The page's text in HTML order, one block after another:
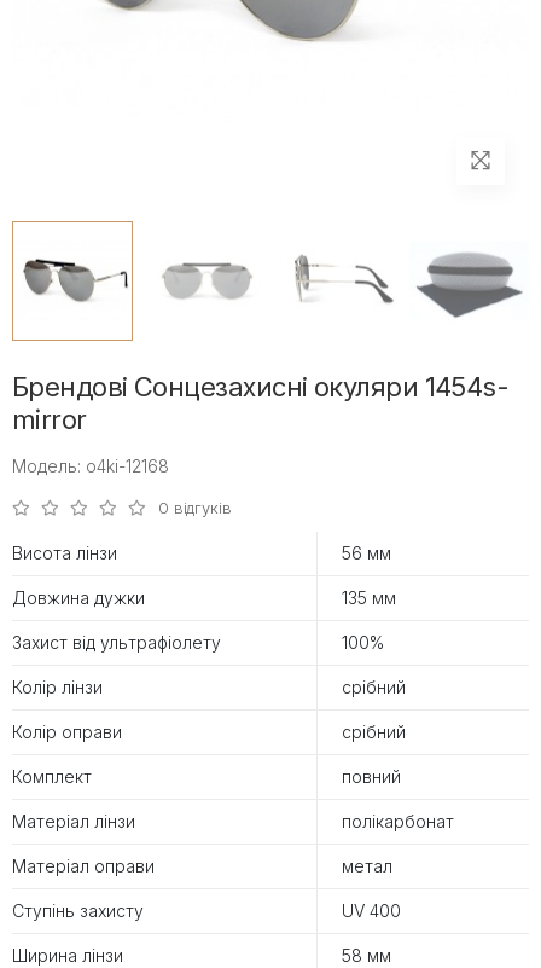
Брендові Сонцезахисні окуляри 1454s-
mirror
Модель: o4ki-12168
0 відгуків
Висота лінзи 56 мм
Довжина дужки 135 мм
Захист від ультрафіолету 100%
Колір лінзи срібний
Колір оправи срібний
Комплект повний
Матеріал лінзи полікарбонат
Матеріал оправи метал
Ступінь захисту UV 400
Ширина лінзи 58 мм